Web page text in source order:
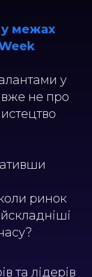
у межах
у
вже не про
ринок
та лідерів